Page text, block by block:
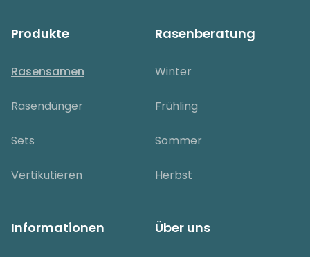
Produkte
Rasensamen
Rasendünger
Sets
Vertikutieren
Rasenberatung
Winter
Frühling
Sommer
Herbst
Informationen Über uns